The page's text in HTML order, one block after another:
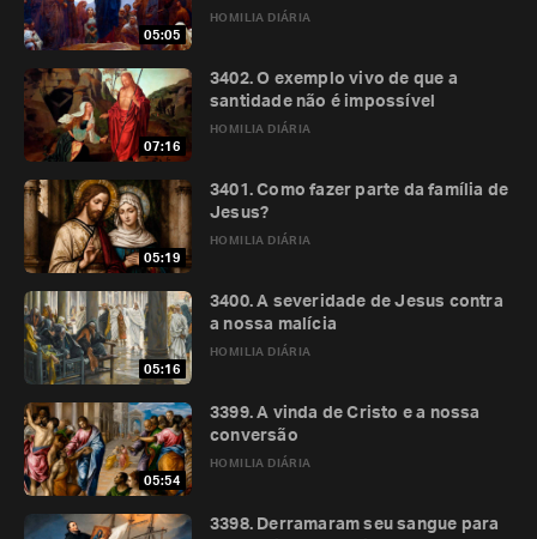
05:05
HOMILIA DIÁRIA
07:16
HOMILIA DIÁRIA
3402. O exemplo vivo de que a
santidade não é impossível
05:19
HOMILIA DIÁRIA
3401. Como fazer parte da família de
Jesus?
05:16
HOMILIA DIÁRIA
3400. A severidade de Jesus contra
a nossa malícia
05:54
HOMILIA DIÁRIA
3399. A vinda de Cristo e a nossa
conversão
3398. Derramaram seu sangue para